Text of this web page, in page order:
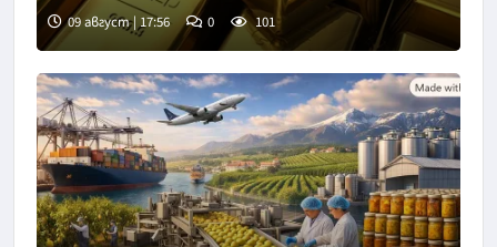
09 август | 17:56 0 101